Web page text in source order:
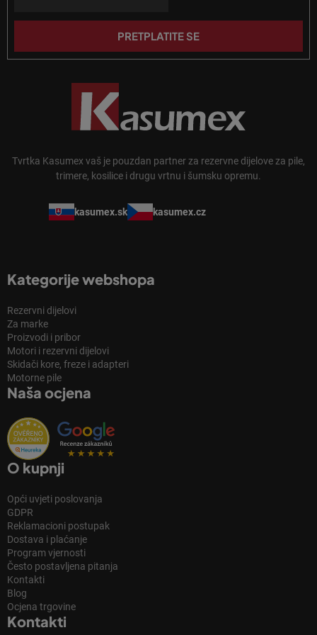
a
Tvrtka Kasumex vaš je pouzdan partner za rezervne dijelove za pile,
trimere, kosilice i drugu vrtnu i šumsku opremu.
kasumex.sk kasumex.cz
Kategorije webshopa
Rezervni dijelovi
Za marke
Proizvodi i pribor
Motori i rezervni dijelovi
Skidači kore, freze i adapteri
Motorne pile
Naša ocjena
O kupnji
Opći uvjeti poslovanja
GDPR
Reklamacioni postupak
Dostava i plaćanje
Program vjernosti
Često postavljena pitanja
Kontakti
Blog
Ocjena trgovine
Kontakti
PRETPLATITE SE